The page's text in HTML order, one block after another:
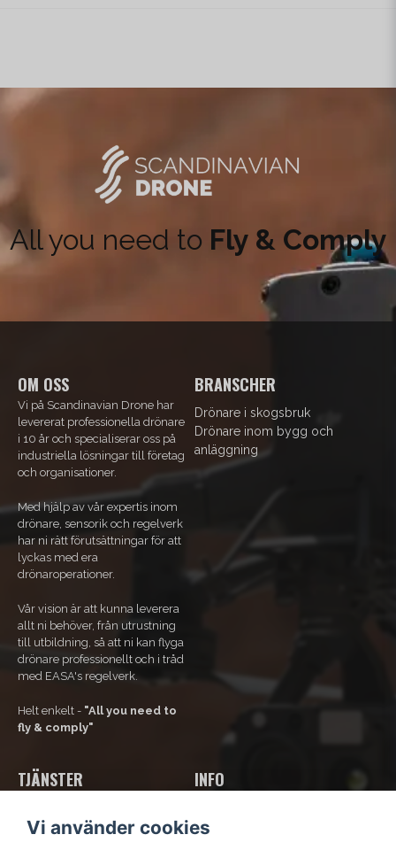
All you need to Fly & Comply
OM OSS
Vi på Scandinavian Drone har
levererat professionella drönare
i 10 år och specialiserar oss på
industriella lösningar till företag
och organisationer.
Med hjälp av vår expertis inom
drönare, sensorik och regelverk
har ni rätt förutsättningar för att
lyckas med era
drönaroperationer.
Vår vision är att kunna leverera
allt ni behöver, från utrustning
till utbildning, så att ni kan flyga
drönare professionellt och i tråd
med EASA's regelverk.
Helt enkelt - "All you need to
fly & comply"
BRANSCHER
Drönare i skogsbruk
Drönare inom bygg och
anläggning
TJÄNSTER
Bli ramavtals-kund
INFO
Kontakta oss
Vi använder cookies